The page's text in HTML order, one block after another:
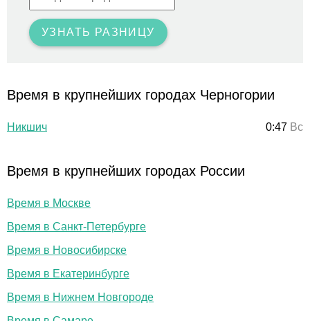
УЗНАТЬ РАЗНИЦУ
Время в крупнейших городах Черногории
Никшич 0:47 Вс
Время в крупнейших городах России
Время в Москве
Время в Санкт-Петербурге
Время в Новосибирске
Время в Екатеринбурге
Время в Нижнем Новгороде